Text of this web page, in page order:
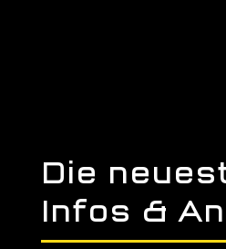
Die
Infos &